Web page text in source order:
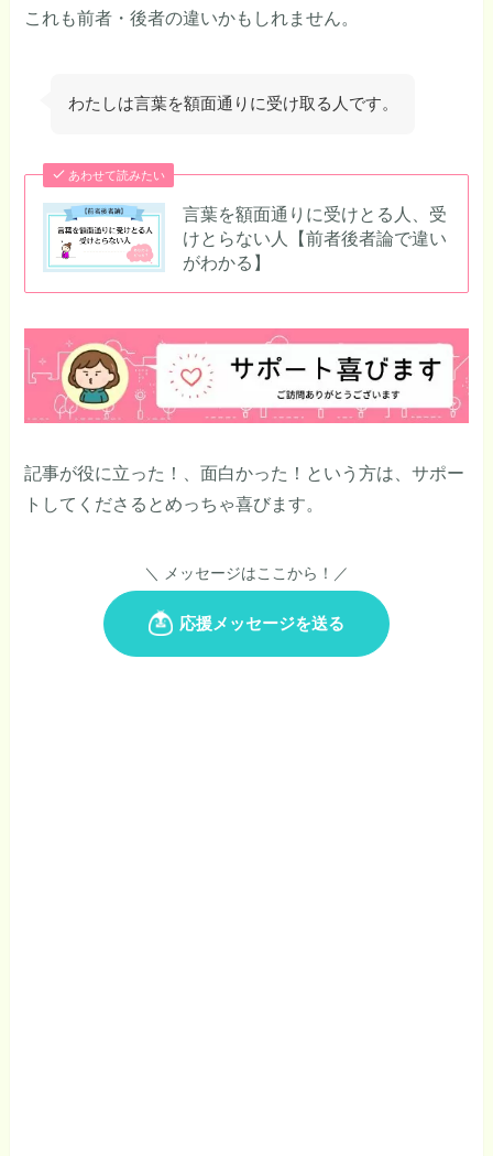
これも前者・後者の違いかもしれません。
わたしは言葉を額面通りに受け取る人です。
あわせて読みたい
言葉を額面通りに受けとる人、受
けとらない人【前者後者論で違い
がわかる】
記事が役に立った！、面白かった！という方は、サポー
トしてくださるとめっちゃ喜びます。
＼ メッセージはここから！／